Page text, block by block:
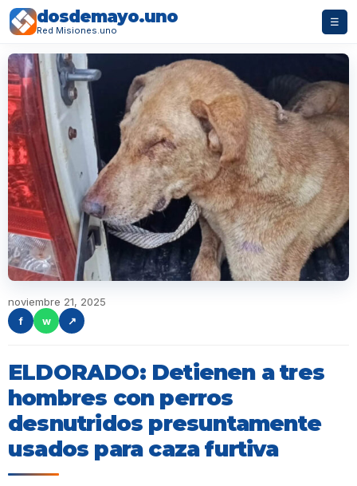
dosdemayo.uno
Red Misiones.uno
☰
noviembre 21, 2025
f
w ↗
ELDORADO: Detienen a tres
hombres con perros
desnutridos presuntamente
usados para caza furtiva